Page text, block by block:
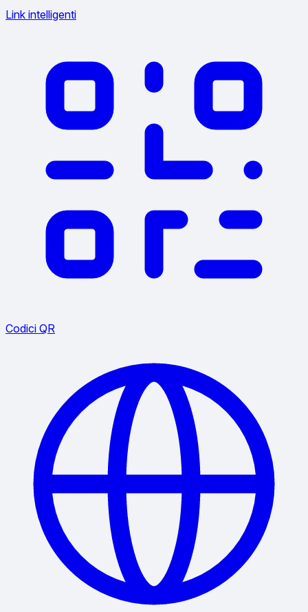
Link intelligenti
Codici QR